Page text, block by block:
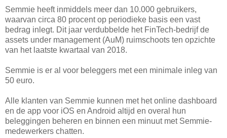
Semmie heeft inmiddels meer dan 10.000 gebruikers,
waarvan circa 80 procent op periodieke basis een vast
bedrag inlegt. Dit jaar verdubbelde het FinTech-bedrijf de
assets under management (AuM) ruimschoots ten opzichte
van het laatste kwartaal van 2018.
Semmie is er al voor beleggers met een minimale inleg van
50 euro.
Alle klanten van Semmie kunnen met het online dashboard
en de app voor iOS en Android altijd en overal hun
beleggingen beheren en binnen een minuut met Semmie-
medewerkers chatten.